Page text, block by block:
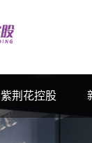
紫荆花控股